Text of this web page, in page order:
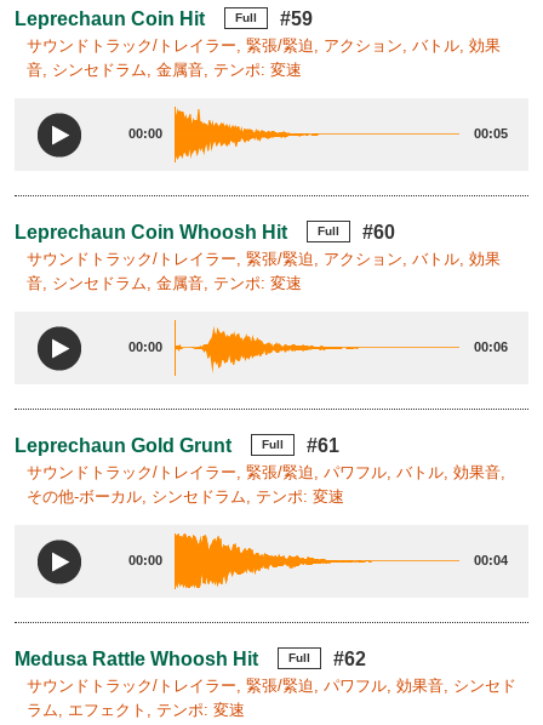
Leprechaun Coin Hit Full #59
サウンドトラック/トレイラー, 緊張/緊迫, アクション, バトル, 効果
音, シンセドラム, 金属音, テンポ: 変速
00:00 00:05
Leprechaun Coin Whoosh Hit Full #60
サウンドトラック/トレイラー, 緊張/緊迫, アクション, バトル, 効果
音, シンセドラム, 金属音, テンポ: 変速
00:00 00:06
Leprechaun Gold Grunt Full #61
サウンドトラック/トレイラー, 緊張/緊迫, パワフル, バトル, 効果音,
その他-ボーカル, シンセドラム, テンポ: 変速
00:00 00:04
Medusa Rattle Whoosh Hit Full #62
サウンドトラック/トレイラー, 緊張/緊迫, パワフル, 効果音, シンセド
ラム, エフェクト, テンポ: 変速